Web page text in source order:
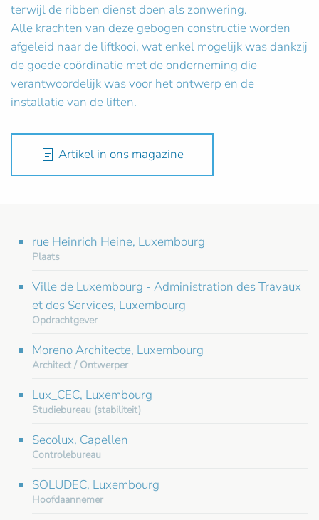
terwijl de ribben dienst doen als zonwering.
Alle krachten van deze gebogen constructie worden
afgeleid naar de liftkooi, wat enkel mogelijk was dankzij
de goede coördinatie met de onderneming die
verantwoordelijk was voor het ontwerp en de
installatie van de liften.
Artikel in ons magazine
rue Heinrich Heine, Luxembourg
Plaats
Ville de Luxembourg - Administration des Travaux
et des Services, Luxembourg
Opdrachtgever
Moreno Architecte, Luxembourg
Architect / Ontwerper
Lux_CEC, Luxembourg
Studiebureau (stabiliteit)
Secolux, Capellen
Controlebureau
SOLUDEC, Luxembourg
Hoofdaannemer